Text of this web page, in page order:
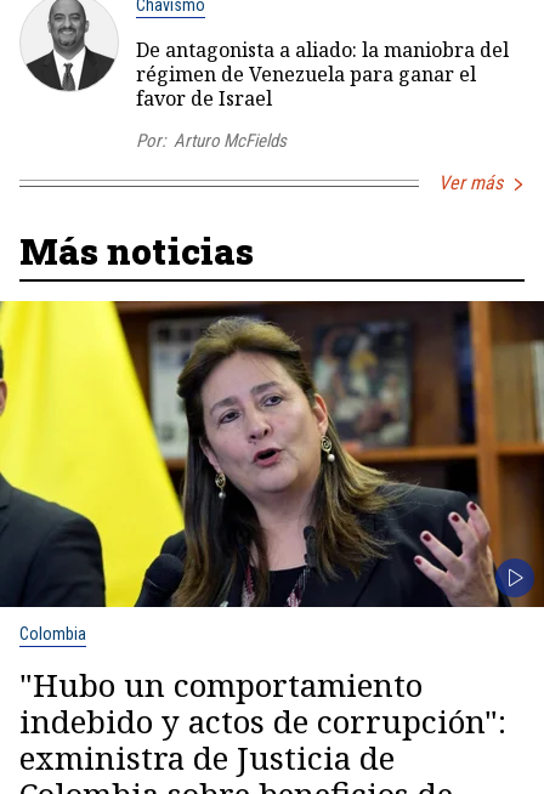
Chavismo
De antagonista a aliado: la maniobra del
régimen de Venezuela para ganar el
favor de Israel
Por: Arturo McFields
Ver más
Más noticias
Colombia
"Hubo un comportamiento
indebido y actos de corrupción":
exministra de Justicia de